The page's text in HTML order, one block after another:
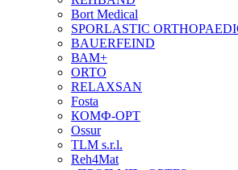
Bort Medical
SPORLASTIC
BAUERFEIND
ВАМ+
ORTO
RELAXSAN
Fosta
КОМФ-ОРТ
Ossur
TLM s.r.l.
Reh4Mat